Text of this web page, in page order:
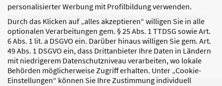
personalisierter Werbung mit Profilbildung verwenden.
Durch das Klicken auf „alles akzeptieren“ willigen Sie in alle
optionalen Verarbeitungen gem. § 25 Abs. 1 TTDSG sowie Art.
6 Abs. 1 lit. a DSGVO ein. Darüber hinaus willigen Sie gem. Art.
49 Abs. 1 DSGVO ein, dass Drittanbieter Ihre Daten in Ländern
mit niedrigerem Datenschutzniveau verarbeiten, wo lokale
Behörden möglicherweise Zugriff erhalten. Unter „Cookie-
Einstellungen“ können Sie Ihre Zustimmung individuell
Das DJI wird größtenteils gefördert vom Bundesministerium
für Bildung, Familie,
Senioren, Frauen und Jugend
sowie den Bundesländern.